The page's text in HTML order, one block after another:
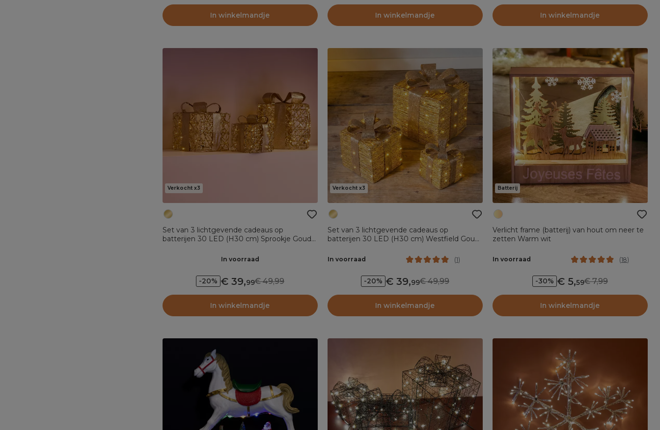
In winkelmandje In winkelmandje In winkelmandje
Verkocht x3
Set van 3 lichtgevende cadeaus op
batterijen 30 LED (H30 cm) Sprookje Goud
In voorraad
-20% 39,9949,99
In winkelmandje
Verkocht x3
Set van 3 lichtgevende cadeaus op
batterijen 30 LED (H30 cm) Westfield Goud
In voorraad (1)
-20% 39,9949,99
In winkelmandje
Batterij
Verlicht frame (batterij) van hout om neer te
zetten Warm wit
In voorraad (18)
-30% 5,597,99
In winkelmandje